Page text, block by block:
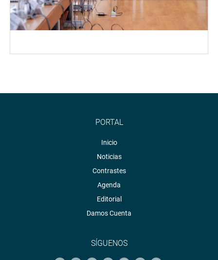
PORTAL
Inicio
Noticias
Contrastes
Agenda
Editorial
Damos Cuenta
SÍGUENOS